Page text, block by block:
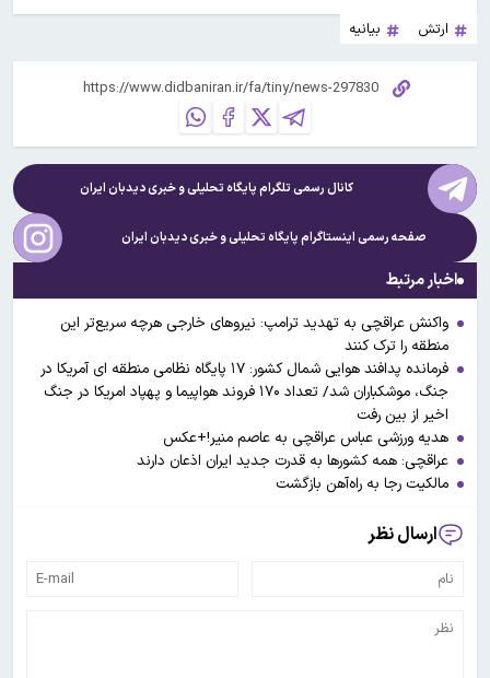
ارتش بیانیه
کانال رسمی تلگرام پایگاه تحلیلی و خبریدیدبان ایران
صفحه رسمی اینستاگرام پایگاه تحلیلی و خبریدیدبان ایران
اخبار مرتبط
واکنش عراقچی به تهدید ترامپ: نیروهای خارجی هرچه سریع‌تر این
منطقه را ترک کنند
فرمانده پدافند هوایی شمال کشور: ۱۷ پایگاه نظامی منطقه ای آمریکا در
جنگ، موشکباران شد/ تعداد ۱۷۰ فروند هواپیما و پهپاد امریکا در جنگ
اخیر از بین رفت
هدیه ورزشی عباس عراقچی به عاصم منیر!+عکس
عراقچی: همه کشورها به قدرت جدید ایران اذعان دارند
مالکیت رجا به راه‌آهن بازگشت
ارسال نظر